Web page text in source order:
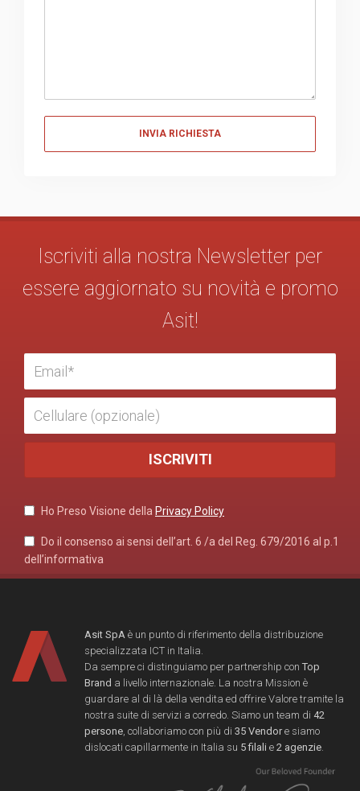
Iscriviti alla nostra Newsletter per
essere aggiornato su novità e promo
Asit!
Ho Preso Visione della Privacy Policy
Do il consenso ai sensi dell’art. 6 /a del Reg. 679/2016 al p.1
dell’informativa
Asit SpA è un punto di riferimento della distribuzione
specializzata ICT in Italia.
Da sempre ci distinguiamo per partnership con Top
Brand a livello internazionale. La nostra Mission è
guardare al di là della vendita ed offrire Valore tramite la
nostra suite di servizi a corredo. Siamo un team di 42
persone , collaboriamo con più di 35 Vendore siamo
dislocati capillarmente in Italia su 5 filali e 2 agenzie